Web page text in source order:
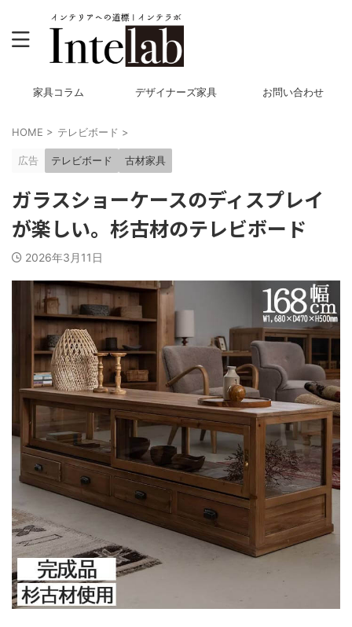
家具コラム デザイナーズ家具 お問い合わせ
HOME > テレビボード >
広告 テレビボード 古材家具
ガラスショーケースのディスプレイ
が楽しい。杉古材のテレビボード
2026年3月11日